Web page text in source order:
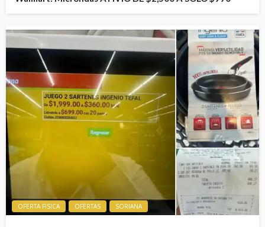
OFERTA FISICA OFERTAS SORIANA